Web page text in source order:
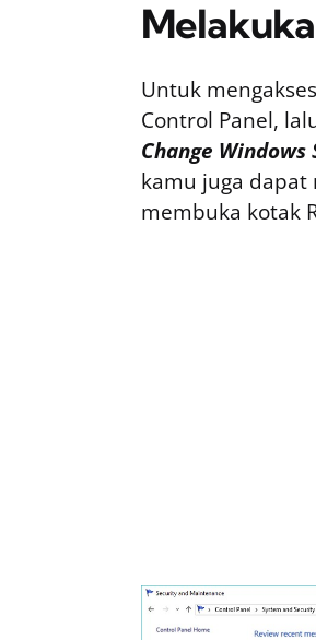
Untuk
Control Panel,
Change
kamu juga dapat
membuka kotak